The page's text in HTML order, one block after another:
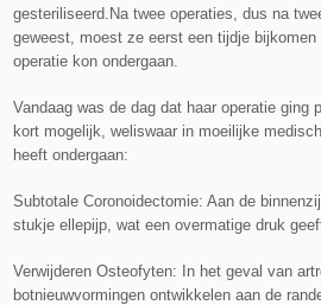
gesteriliseerd. Na twee operaties, dus na
geweest, moest ze eerst een tijdje bijkomen
operatie kon ondergaan.
Vandaag was de dag dat haar operatie ging
kort mogelijk, weliswaar in moeilijke
heeft ondergaan:
Subtotale Coronoidectomie: Aan de
stukje ellepijp, wat een overmatige druk
Verwijderen Osteofyten: In het geval van
botnieuwvormingen ontwikkelen aan de